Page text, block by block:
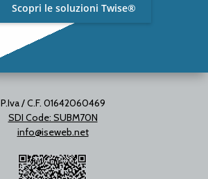
P.Iva / C.F. 01642060469
SDI Code: SUBM70N
info@iseweb.net
Scopri le soluzioni Twise®